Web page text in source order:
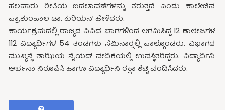
ಹಲವಾರು ರೀತಿಯ ಬದಲಾವಣೆಗಳನ್ನು ತರುತ್ತದೆ ಎಂದು ಕಾಲೇಜಿನ
ಪ್ರಾಶುಂಪಾಲ ಡಾ. ಕುರಿಯನ್ ಹೇಳಿದರು.
ಕಾರ್ಯಕ್ರಮದಲ್ಲಿ ರಾಜ್ಯದ ವಿವಿಧ ಭಾಗಗಳಿಂದ ಆಗಮಿಸಿದ್ದ 12 ಕಾಲೇಜಗಳ
112 ವಿದ್ಯಾರ್ಥಿಗಳ 54 ತಂಡಗಳು ಸೆಮಿನಾರ್‍ನಲ್ಲಿ ಪಾಲ್ಗೊಂಡರು. ವಿಭಾಗದ
ಮುಖ್ಯಸ್ಥೆ ಶಾಝಿಯ ಸೈಯದ್ ವೇದಿಕೆಯಲ್ಲಿ ಉಪಸ್ಥಿತರಿದ್ದರು. ವಿದ್ಯಾರ್ಥಿನಿ
ಅರ್ಚನಾ ನಿರೂಪಿಸಿ ಹಾಗೂ ವಿದ್ಯಾರ್ಥಿನಿ ರಕ್ಷಾ ಶೆಟ್ಟಿ ವಂದಿಸಿದರು.